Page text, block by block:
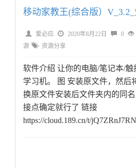
移动家教王(综合版）
爱必应 2020年8月22日 0
源
资源分享
软件介绍 让你的电脑/笔记本/
学习机。 图 安装原文件，然后
换原文件安装后文件夹内的同
接点确定就行了 链接
https://cloud.189.cn/t/